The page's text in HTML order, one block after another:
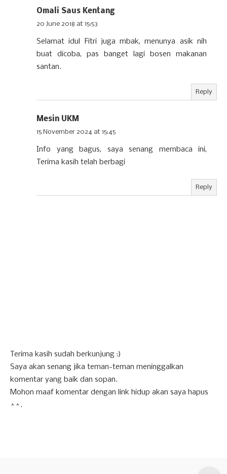
Omali Saus Kentang
20 June 2018 at 15:53
Selamat idul Fitri juga mbak, menunya asik nih
buat dicoba, pas banget lagi bosen makanan
santan.
Reply
Mesin UKM
15 November 2024 at 15:45
Info yang bagus, saya senang membaca ini,
Terima kasih telah berbagi
Reply
Terima kasih sudah berkunjung :)
Saya akan senang jika teman-teman meninggalkan
komentar yang baik dan sopan.
Mohon maaf komentar dengan link hidup akan saya hapus
^^.